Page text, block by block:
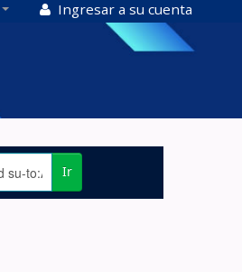
Ingresar a su cuenta
Ir